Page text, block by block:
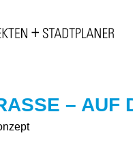
– AUF